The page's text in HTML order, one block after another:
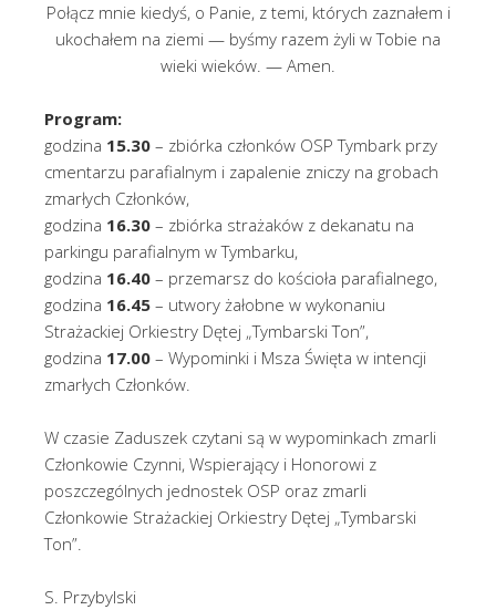
Połącz mnie kiedyś, o Panie, z temi, których zaznałem i
ukochałem na ziemi — byśmy razem żyli w Tobie na
wieki wieków. — Amen.
Program:
godzina 15.30 – zbiórka członków OSP Tymbark przy
cmentarzu parafialnym i zapalenie zniczy na grobach
zmarłych Członków,
godzina 16.30 – zbiórka strażaków z dekanatu na
parkingu parafialnym w Tymbarku,
godzina 16.40 – przemarsz do kościoła parafialnego,
godzina 16.45 – utwory żałobne w wykonaniu
Strażackiej Orkiestry Dętej „Tymbarski Ton”,
godzina 17.00 – Wypominki i Msza Święta w intencji
zmarłych Członków.
W czasie Zaduszek czytani są w wypominkach zmarli
Członkowie Czynni, Wspierający i Honorowi z
poszczególnych jednostek OSP oraz zmarli
Członkowie Strażackiej Orkiestry Dętej „Tymbarski
Ton”.
S. Przybylski